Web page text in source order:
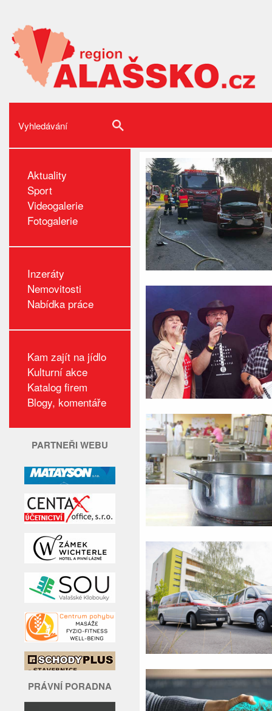
Aktuality
Sport
Videogalerie
Fotogalerie
Inzeráty
Nemovitosti
Nabídka práce
Kam zajít na jídlo
Kulturní akce
Katalog firem
Blogy, komentáře
PARTNEŘI WEBU
PRÁVNÍ PORADNA